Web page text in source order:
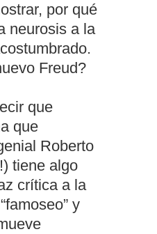
por qué
neurosis a la
Freud?
que
que
Roberto
tiene algo
crítica a la
y